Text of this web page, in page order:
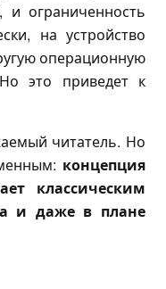
и ограниченность
на устройство
операционную
это приведет к
читатель. Но
концепция
классическим
и даже в плане